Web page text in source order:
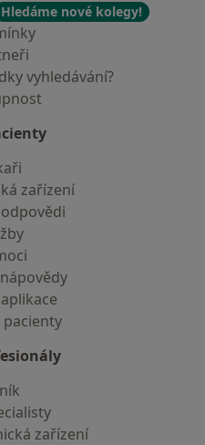
Hledáme nové kolegy!
vyhledávání?
zařízení
zařízení